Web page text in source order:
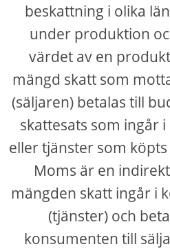
beskattning i olika
under produktion
värdet av en
mängd skatt som
(säljaren) betalas till
skattesats som ingår
eller tjänster som
Moms är en
mängden skatt ingår i
(tjänster) och
konsumenten till